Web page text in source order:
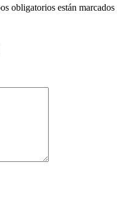
obligatorios están marcados